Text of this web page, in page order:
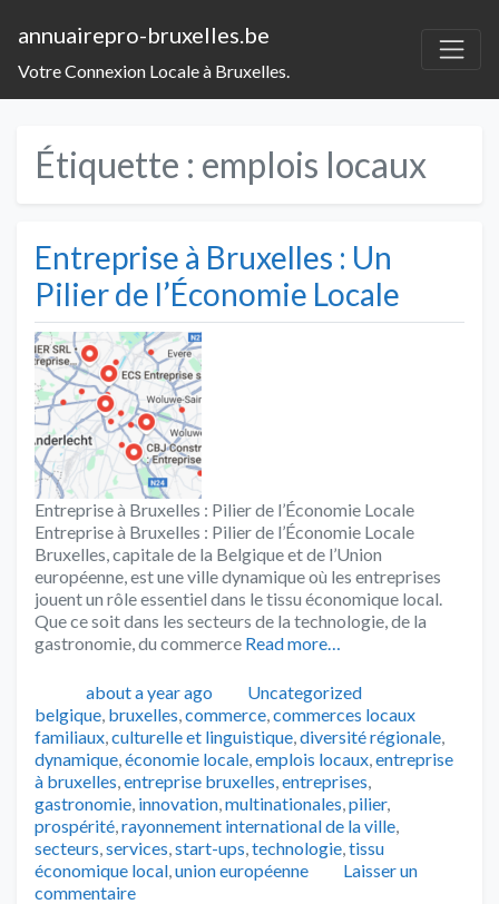
annuairepro-bruxelles.be
Votre Connexion Locale à Bruxelles.
Étiquette : emplois locaux
Entreprise à Bruxelles : Un
Pilier de l’Économie Locale
Entreprise à Bruxelles : Pilier de l’Économie Locale
Entreprise à Bruxelles : Pilier de l’Économie Locale
Bruxelles, capitale de la Belgique et de l’Union
européenne, est une ville dynamique où les entreprises
jouent un rôle essentiel dans le tissu économique local.
Que ce soit dans les secteurs de la technologie, de la
gastronomie, du commerce Read more…
Publié
about a year ago Catégories
Uncategorized
belgique, bruxelles,commerce,commerces locaux
familiaux,culturelle et linguistique,diversité régionale,
dynamique,économie locale,emplois locaux,entreprise
à bruxelles,entreprise bruxelles,entreprises,
gastronomie, innovation,multinationales,pilier,
prospérité,rayonnement international de la ville,
secteurs,services,start-ups,technologie,tissu
économique local,union européenne
Laisser un
commentaire